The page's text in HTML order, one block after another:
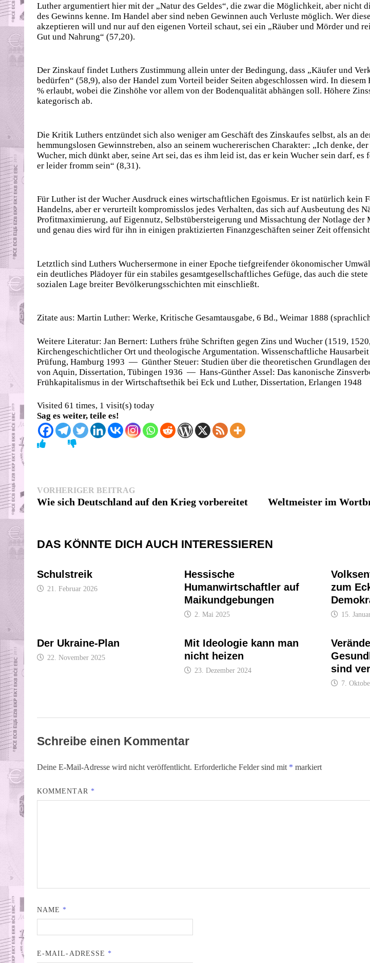
Luther argumentiert hier mit der „Natur des Geldes“, die zwar die Möglichkeit, aber nicht
des Gewinns kenne. Im Handel aber sind neben Gewinnen auch Verluste möglich. Wer
akzeptieren will und nur auf den eigenen Vorteil schaut, sei ein „Räuber und Mörder und
Gut und Nahrung“ (57,20).
Der Zinskauf findet Luthers Zustimmung allein unter der Bedingung, dass „Käufer und
bedürfen“ (58,9), also der Handel zum Vorteil beider Seiten abgeschlossen wird. In
% erlaubt, wobei die Zinshöhe vor allem von der Bodenqualität abhängen soll. Höhere
kategorisch ab.
Die Kritik Luthers entzündet sich also weniger am Geschäft des Zinskaufes selbst, als an
hemmungslosen Gewinnstreben, also an seinem wuchererischen Charakter: „Ich denke,
Wucher, mich dünkt aber, seine Art sei, das es ihm leid ist, das er kein Wucher sein darf,
er leider fromm sein“ (8,31).
Für Luther ist der Wucher Ausdruck eines wirtschaftlichen Egoismus. Er ist natürlich kein
Handelns, aber er verurteilt kompromisslos jedes Verhalten, das sich auf Ausbeutung des
Profitmaximierung, auf Eigennutz, Selbstübersteigerung und Missachtung der Notlage der
und genau dies wird für ihn in einigen praktizierten Finanzgeschäften seiner Zeit
Letztlich sind Luthers Wuchersermone in einer Epoche tiefgreifender ökonomischer
ein deutliches Plädoyer für ein stabiles gesamtgesellschaftliches Gefüge, das auch die stete
sozialen Lage breiter Bevölkerungsschichten mit einschließt.
Zitate aus: Martin Luther: Werke, Kritische Gesamtausgabe, 6 Bd., Weimar 1888
Weitere Literatur: Jan Bernert: Luthers frühe Schriften gegen Zins und Wucher (1519,
Kirchengeschichtlicher Ort und theologische Argumentation. Wissenschaftliche
Prüfung, Hamburg 1993 — Günther Steuer: Studien über die theoretischen Grundlagen
von Aquin, Dissertation, Tübingen 1936 — Hans-Günther Assel: Das kanonische
Frühkapitalismus in der Wirtschaftsethik bei Eck und Luther, Dissertation, Erlangen 1948
Visited 61 times, 1 visit(s) today
Sag es weiter, teile es!
Beitragsnavigation
VORHERIGER BEITRAGVorheriger
Beitrag:
Wie sich Deutschland auf den Krieg vorbereitet Weltmeister im
DAS KÖNNTE DICH AUCH INTERESSIEREN
Schulstreik
21. Februar 2026
Hessische
Humanwirtschaftler auf
Maikundgebungen
2. Mai 2025
zum
15.
Der Ukraine-Plan
22. November 2025
Mit Ideologie kann man
nicht heizen
23. Dezember 2024
sind
7.
Schreibe einen Kommentar
Deine E-Mail-Adresse wird nicht veröffentlicht. Erforderliche Felder sind mit * markiert
KOMMENTAR *
NAME *
E-MAIL-ADRESSE *